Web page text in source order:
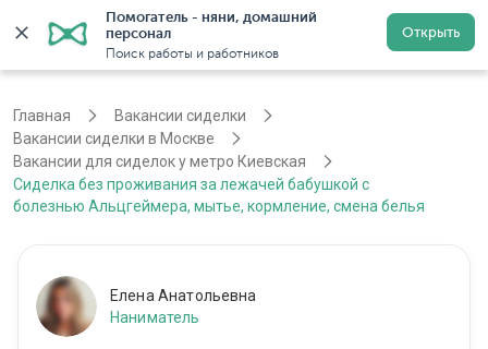
Помогатель - няни, домашний
персонал
Поиск работы и работников
Открыть
Регистрация
Главная
Вакансии сиделки
Вакансии сиделки в Москве
Вакансии для сиделок у метро Киевская
Сиделка без проживания за лежачей бабушкой с
болезнью Альцгеймера, мытье, кормление, смена белья
Елена Анатольевна
Наниматель